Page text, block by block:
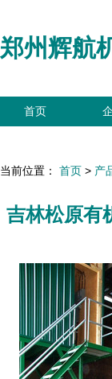
郑州辉航
首页
当前位置： 首页 > 产
吉林松原有